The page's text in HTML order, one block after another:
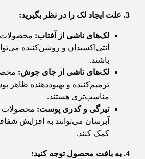
3. علت ایجاد لک را در نظر بگیرید :
لک‌های ناشی از آفتاب: محصولات
آنتی‌اکسیدان و روشن‌کننده
باشند.
لک‌های ناشی از جای جوش:
ترمیم‌کننده و بهبوددهنده ظاهر
مناسب‌تری هستند.
تیرگی و کدری پوست: محصولات
آبرسان می‌توانند به افزایش
کمک کنند.
4. به بافت محصول توجه کنید :